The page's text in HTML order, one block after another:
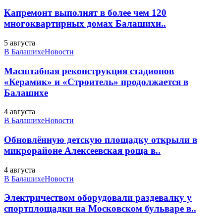
Капремонт выполнят в более чем 120
многоквартирных домах Балашихи..
5 августа
В БалашихеНовости
Масштабная реконструкция стадионов
«Керамик» и «Строитель» продолжается в
Балашихе
4 августа
В БалашихеНовости
Обновлённую детскую площадку открыли в
микрорайоне Алексеевская роща в..
4 августа
В БалашихеНовости
Электричеством оборудовали раздевалку у
спортплощадки на Московском бульваре в..